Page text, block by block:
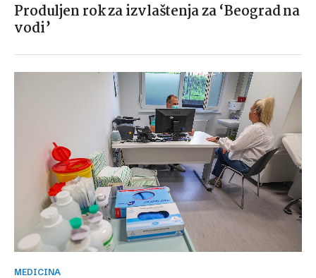
Produljen rok za izvlaštenja za ‘Beograd na
vodi’
MEDICINA